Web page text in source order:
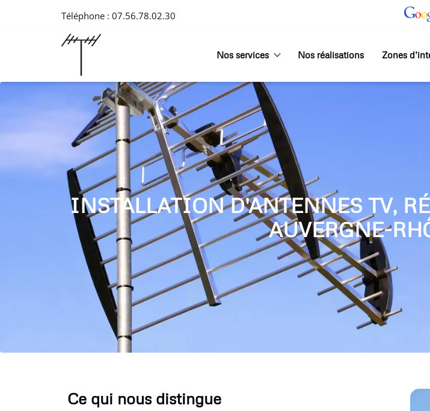
Téléphone : 07.56.78.02.30
Nos services Nos réalisations Zones
INSTALLATION D'ANTENNES TV,
AUVERGNE-
Ce qui nous distingue